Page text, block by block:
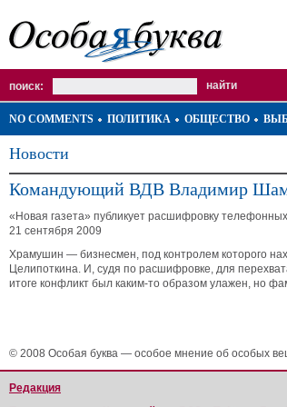
поиск:
NO COMMENTS ПОЛИТИКА ОБЩЕСТВО
Новости
Командующий ВДВ Владимир
«Новая газета» публикует расшифровку
21 сентября 2009
Храмушин — бизнесмен, под контролем которого
Целипоткина. И, судя по расшифровке, для
итоге конфликт был каким-то образом улажен, но
© 2008 Особая буква — особое мнение об особых
Редакция